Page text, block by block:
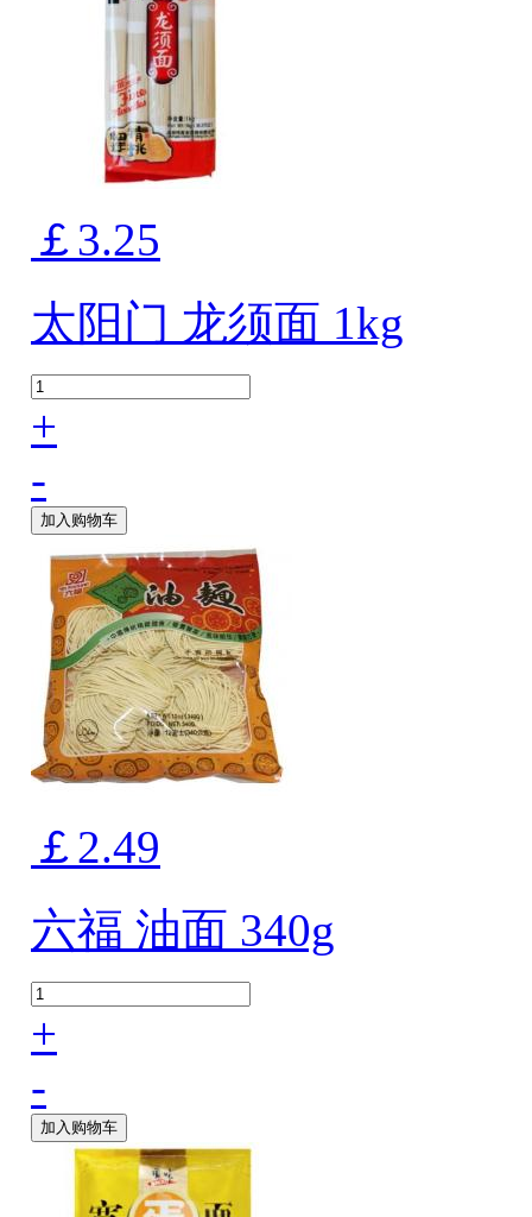
￡3.25
太阳门 龙须面 1kg
+
-
加入购物车
￡2.49
六福 油面 340g
+
-
加入购物车